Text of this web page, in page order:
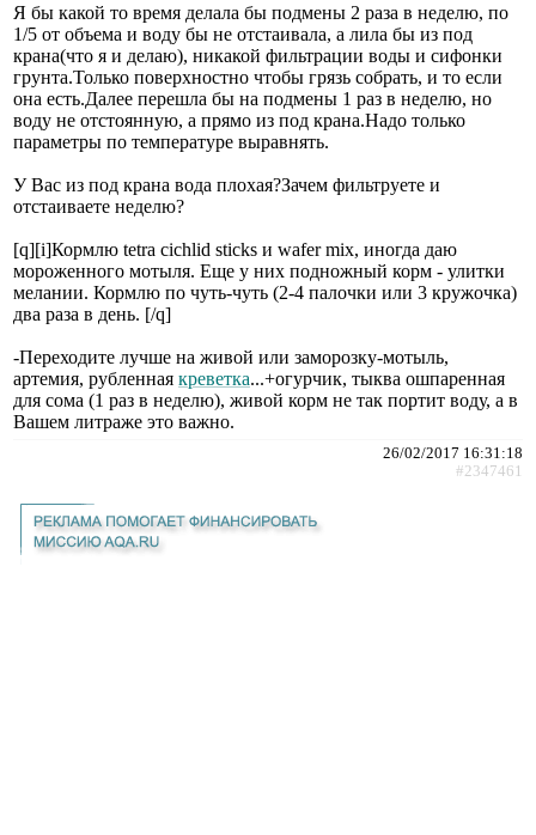
Я бы какой то время делала бы подмены 2 раза в неделю, по
1/5 от объема и воду бы не отстаивала, а лила бы из под
крана(что я и делаю), никакой фильтрации воды и сифонки
грунта.Только поверхностно чтобы грязь собрать, и то если
она есть.Далее перешла бы на подмены 1 раз в неделю, но
воду не отстоянную, а прямо из под крана.Надо только
параметры по температуре выравнять.
У Вас из под крана вода плохая?Зачем фильтруете и
отстаиваете неделю?
[q][i]Кормлю tetra cichlid sticks и wafer mix, иногда даю
мороженного мотыля. Еще у них подножный корм - улитки
мелании. Кормлю по чуть-чуть (2-4 палочки или 3 кружочка)
два раза в день. [/q]
-Переходите лучше на живой или заморозку-мотыль,
артемия, рубленная креветка...+огурчик, тыква ошпаренная
для сома (1 раз в неделю), живой корм не так портит воду, а в
Вашем литраже это важно.
26/02/2017 16:31:18
#2347461